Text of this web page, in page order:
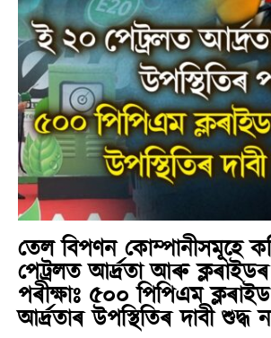
তেল বিপণন কোম্পানীসমূহে
পেট্ৰলত আৰ্দ্ৰতা আৰু
পৰীক্ষাঃ ৫০০ পিপিএম
আৰ্দ্ৰতাৰ উপস্থিতিৰ দাবী শুদ্ধ